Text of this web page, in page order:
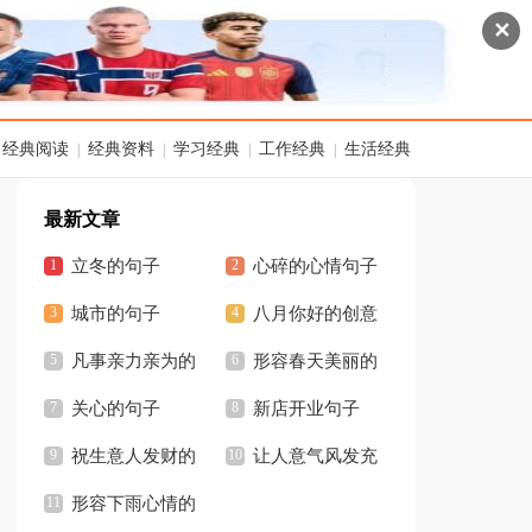
✕
经典阅读 经典资料 学习经典 工作经典 生活经典
最新文章
立冬的句子 心碎的心情句子
说说
城市的句子 八月你好的创意
句子
凡事亲力亲为的
句子
形容春天美丽的
句子
关心的句子 新店开业句子
祝生意人发财的
精辟句子
让人意气风发充
形容下雨心情的